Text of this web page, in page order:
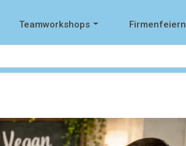
Teamworkshops Firmenfeiern